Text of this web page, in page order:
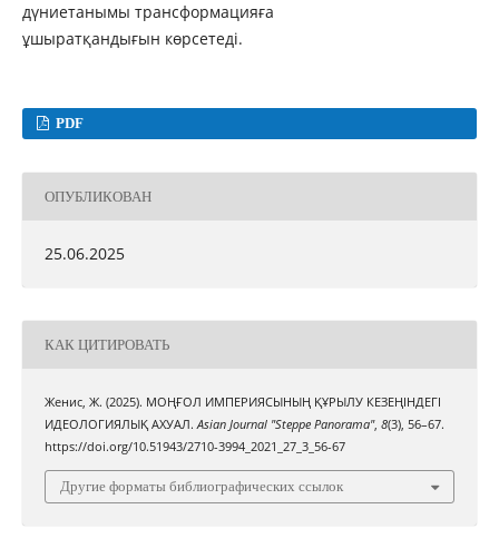
дүниетанымы трансформацияға
ұшыратқандығын көрсетеді.
PDF
ОПУБЛИКОВАН
25.06.2025
КАК ЦИТИРОВАТЬ
Женис, Ж. (2025). МОҢҒОЛ ИМПЕРИЯСЫНЫҢ ҚҰРЫЛУ КЕЗЕҢІНДЕГІ
ИДЕОЛОГИЯЛЫҚ АХУАЛ.Asian Journal "Steppe Panorama", 8(3), 56–67.
https://doi.org/10.51943/2710-3994_2021_27_3_56-67
Другие форматы библиографических ссылок